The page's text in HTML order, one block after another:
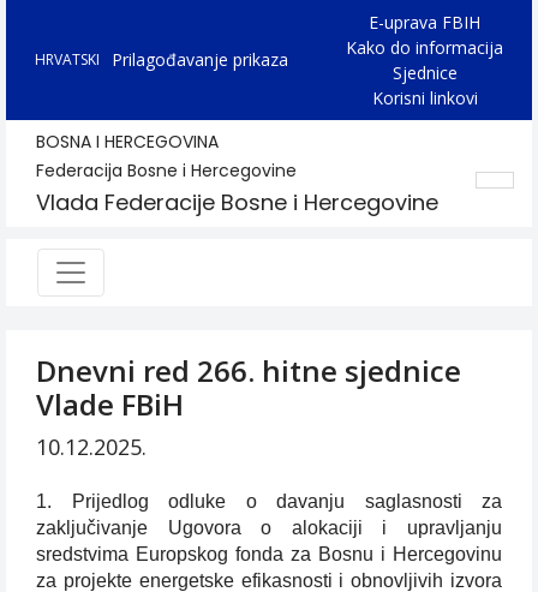
HRVATSKI Prilagođavanje prikaza
E-uprava FBIH
Kako do informacija
Sjednice
Korisni linkovi
BOSNA I HERCEGOVINA
Federacija Bosne i Hercegovine
Vlada Federacije Bosne i Hercegovine
Dnevni red 266. hitne sjednice
Vlade FBiH
10.12.2025.
1. Prijedlog odluke o davanju saglasnosti za
zaključivanje Ugovora o alokaciji i upravljanju
sredstvima Europskog fonda za Bosnu i Hercegovinu
za projekte energetske efikasnosti i obnovljivih izvora